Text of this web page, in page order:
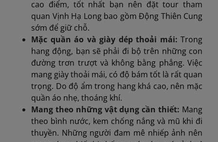
cao điểm, tốt nhất bạn nên đặt tour tham
quan Vịnh Hạ Long bao gồm Động Thiên Cung
sớm để giữ chỗ.
Mặc quần áo và giày dép thoải mái: Trong
hang động, bạn sẽ phải đi bộ trên những con
đường trơn trượt và không bằng phẳng. Việc
mang giày thoải mái, có độ bám tốt là rất quan
trọng. Do độ ẩm trong hang khá cao, nên mặc
quần áo nhẹ, thoáng khí.
Mang theo những vật dụng cần thiết: Mang
theo bình nước, kem chống nắng và mũ khi đi
thuyền. Những người đam mê nhiếp ảnh nên